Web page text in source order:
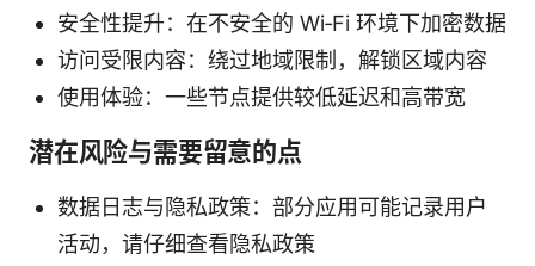
安全性提升：在不安全的 Wi‑Fi 环境下加密数据
访问受限内容：绕过地域限制，解锁区域内容
使用体验：一些节点提供较低延迟和高带宽
潜在风险与需要留意的点
数据日志与隐私政策：部分应用可能记录用户
活动，请仔细查看隐私政策